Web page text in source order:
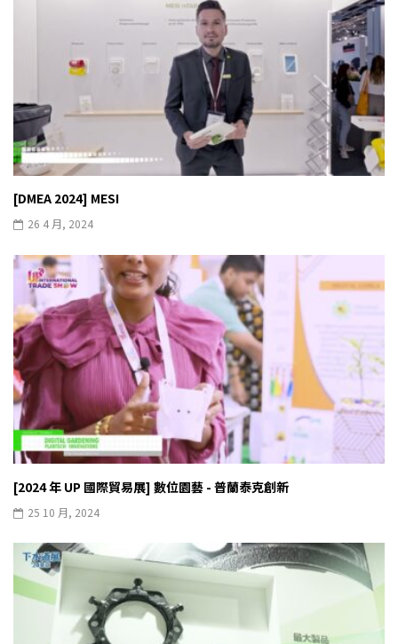
[DMEA 2024] MESI
26 4 月, 2024
[2024 年 UP 國際貿易展] 數位園藝 - 普蘭泰克創新
25 10 月, 2024